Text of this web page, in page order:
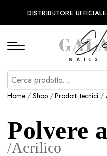
DISTRIBUTORE
Home / Shop / Prodotti tecnici /
Polvere
/Acrilico